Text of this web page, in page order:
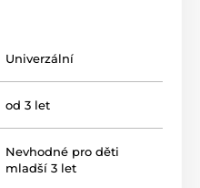
Univerzální
od 3 let
Nevhodné pro děti
mladší 3 let